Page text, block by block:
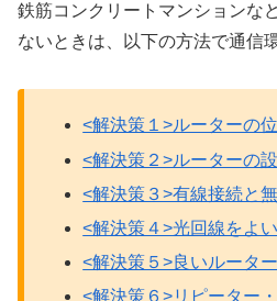
鉄筋コンクリートマンションな
ないときは、以下の方法で通信
<解決策１>ルーターの
<解決策２>ルーターの
<解決策３>有線接続と
<解決策４>光回線をよ
<解決策５>良いルータ
<解決策６>リピーター